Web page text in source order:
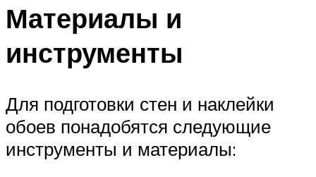
Материалы и
инструменты
Для подготовки стен и наклейки
обоев понадобятся следующие
инструменты и материалы: